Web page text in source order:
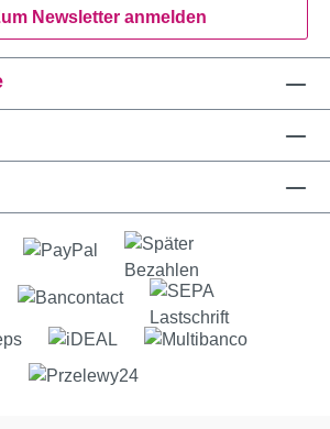
Newsletter anmelden